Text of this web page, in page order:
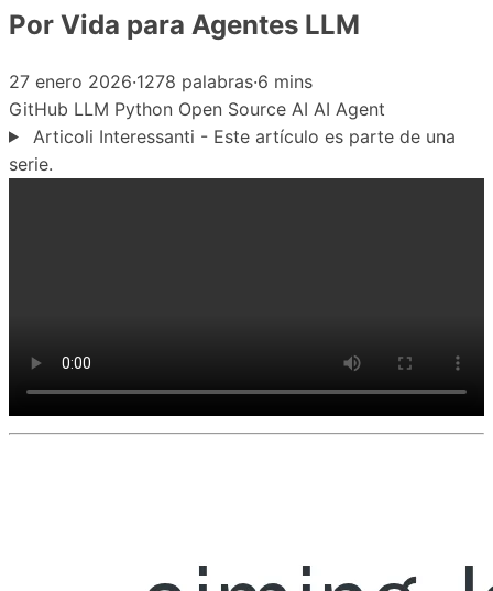
Por Vida para Agentes LLM
27 enero 2026·1278 palabras·6 mins
GitHub LLM Python Open Source AI AI Agent
Articoli Interessanti - Este artículo es parte de una
serie.